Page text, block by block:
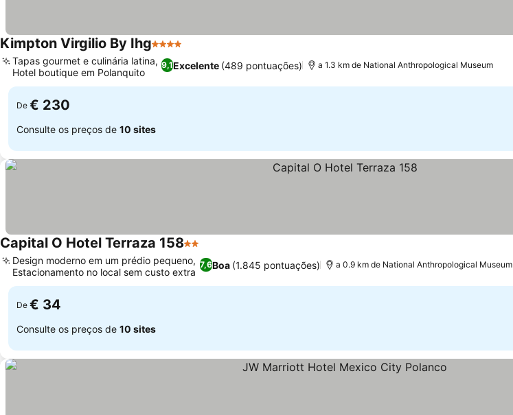
Kimpton Virgilio By Ihg4 Estrelas
9,1Excelente (489 pontuações)
Tapas gourmet e culinária latina,
Hotel boutique em Polanquito
a 1.3 km de National Anthropological Museum
De € 230
Consulte os preços de 10 sites
Capital O Hotel Terraza 1582 Estrelas
7,6Boa (1.845 pontuações)
Design moderno em um prédio pequeno,
Estacionamento no local sem custo extra
a 0.9 km de National Anthropological Museum
De € 34
Consulte os preços de 10 sites